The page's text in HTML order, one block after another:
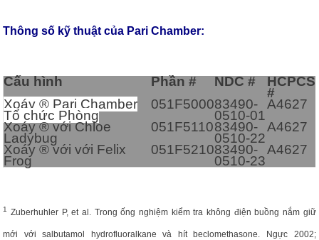
Thông số kỹ thuật của Pari Chamber:
Cấu hình Phần # NDC # HCPCS
#
Xoáy ® Pari Chamber
Tổ chức Phòng
051F500083490-
0510-01
A4627
Xoáy ® với Chloe
Ladybug
051F511083490-
0510-22
A4627
Xoáy ® với với Felix
Frog
051F521083490-
0510-23
A4627
1 Zuberhuhler P, et al. Trong ống nghiệm kiểm tra không điện buồng nắm giữ
mới với salbutamol hydrofluoralkane và hít beclomethasone. Ngực 2002;